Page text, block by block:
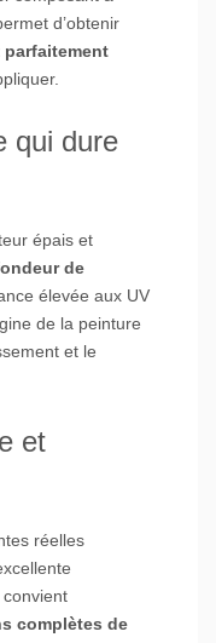
d’obtenir
qui dure
épais et
de
élevée aux UV
de la peinture
et le
et
réelles
complètes de